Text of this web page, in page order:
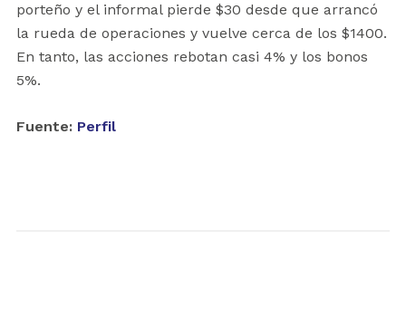
porteño y el informal pierde $30 desde que arrancó
la rueda de operaciones y vuelve cerca de los $1400.
En tanto, las acciones rebotan casi 4% y los bonos
5%.
Fuente: Perfil